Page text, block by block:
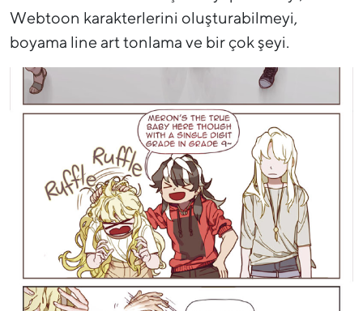
Webtoon karakterlerini oluşturabilmeyi,
boyama line art tonlama ve bir çok şeyi.